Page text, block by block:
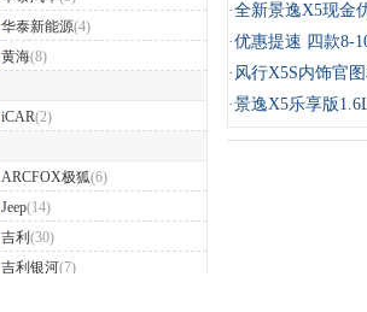
华泰新能源(4)
黄海(8)
iCAR(2)
ARCFOX极狐(6)
Jeep(14)
吉利 (30)
吉利银河(7)
·全新景逸X5现金
·优惠提速 四款8-
· 风行X5S内饰官
·景逸X5乐享版